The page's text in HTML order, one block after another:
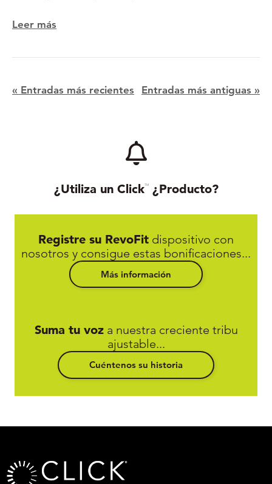
Leer más
« Entradas más recientes Entradas más antiguas »
¿Utiliza un ClickTM¿Producto?
Registre su RevoFit dispositivo con
nosotros y consigue estas bonificaciones...
Más información
Suma tu voza nuestra creciente tribu
ajustable...
Cuéntenos su historia